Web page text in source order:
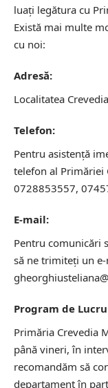
luați legătura cu
Există mai multe
cu noi:
Adresă:
Localitatea
Telefon:
Pentru asistență
telefon al Primăriei
0728853557,
E-mail:
Pentru comunicări
să ne trimiteți un
Program de
Primăria Crevedia
până vineri, în
recomandăm să
departament în